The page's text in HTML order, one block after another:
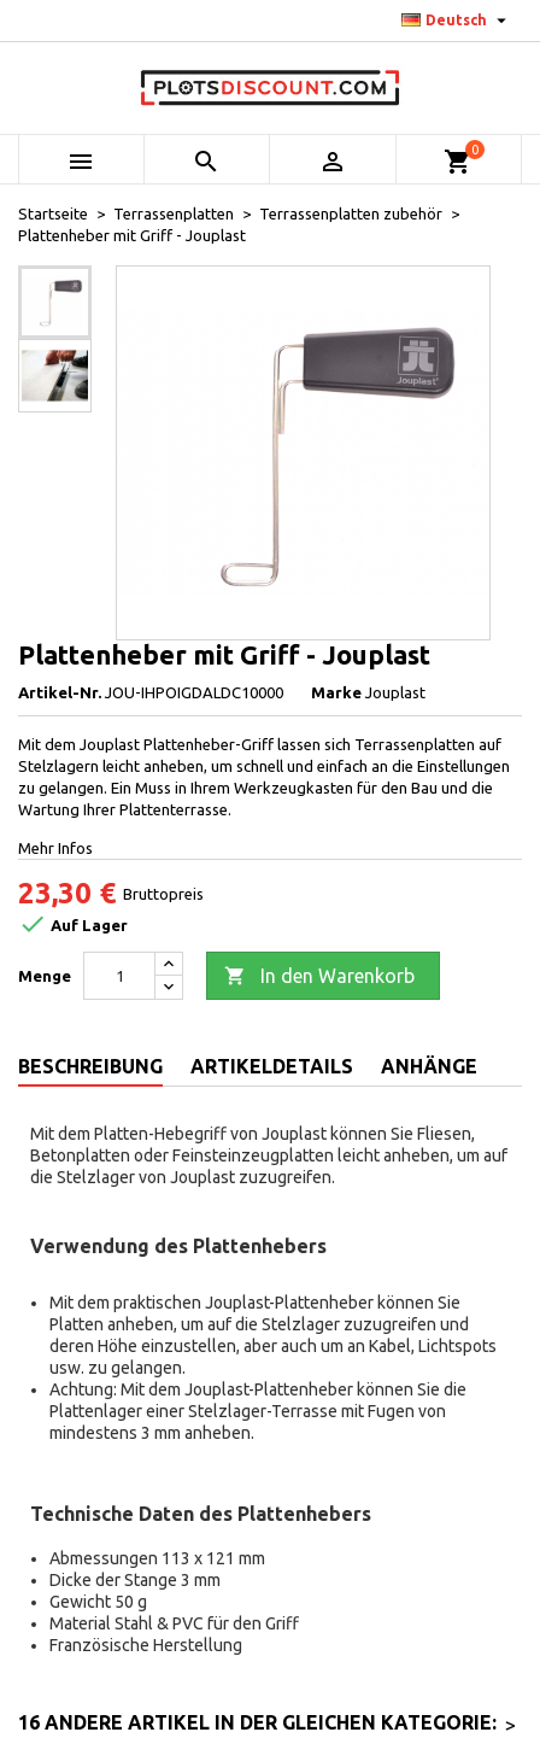
Deutsch 
   shopping_cart0
Startseite Terrassenplatten
Terrassenplatten zubehör
Plattenheber mit Griff - Jouplast
Plattenheber mit Griff - Jouplast
Artikel-Nr. JOU-IHPOIGDALDC10000 Marke Jouplast
Mit dem Jouplast Plattenheber-Griff lassen sich Terrassenplatten auf
Stelzlagern leicht anheben, um schnell und einfach an die Einstellungen
zu gelangen. Ein Muss in Ihrem Werkzeugkasten für den Bau und die
Wartung Ihrer Plattenterrasse.
Mehr Infos
23,30 € Bruttopreis
 Auf Lager
Menge  In den Warenkorb
BESCHREIBUNG ARTIKELDETAILS ANHÄNGE
Mit dem Platten-Hebegriff von Jouplast können Sie Fliesen,
Betonplatten oder Feinsteinzeugplatten leicht anheben, um auf
die Stelzlager von Jouplast zuzugreifen.
Verwendung des Plattenhebers
Mit dem praktischen Jouplast-Plattenheber können Sie
Platten anheben, um auf die Stelzlager zuzugreifen und
deren Höhe einzustellen, aber auch um an Kabel, Lichtspots
usw. zu gelangen.
Achtung: Mit dem Jouplast-Plattenheber können Sie die
Plattenlager einer Stelzlager-Terrasse mit Fugen von
mindestens 3 mm anheben.
Technische Daten des Plattenhebers
Abmessungen 113 x 121 mm
Dicke der Stange 3 mm
Gewicht 50 g
Material Stahl & PVC für den Griff
Französische Herstellung
16 ANDERE ARTIKEL IN DER GLEICHEN KATEGORIE: >